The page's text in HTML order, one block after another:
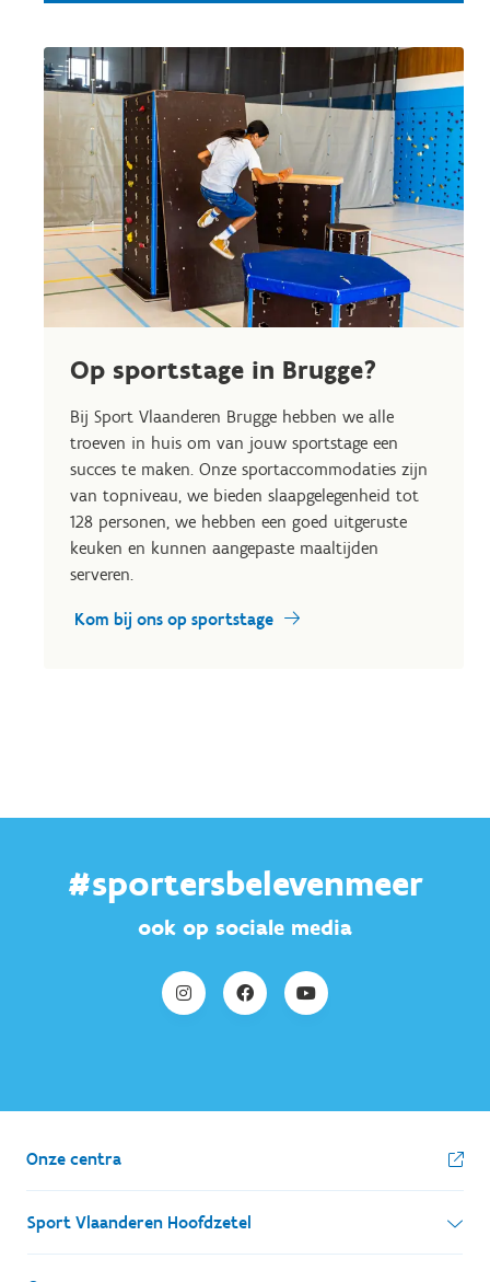
Op sportstage in Brugge?
Bij Sport Vlaanderen Brugge hebben we alle
troeven in huis om van jouw sportstage een
succes te maken. Onze sportaccommodaties zijn
van topniveau, we bieden slaapgelegenheid tot
128 personen, we hebben een goed uitgeruste
keuken en kunnen aangepaste maaltijden
serveren.
Kom bij ons op sportstage
#sportersbelevenmeer
ook op sociale media
Onze centra
Sport Vlaanderen Hoofdzetel
Simon Bolivarlaan 17